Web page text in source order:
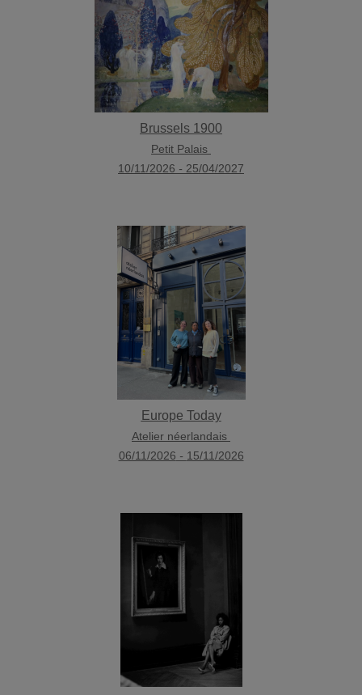
Brussels 1900
Petit Palais
10/11/2026 - 25/04/2027
Europe Today
Atelier néerlandais
06/11/2026 - 15/11/2026